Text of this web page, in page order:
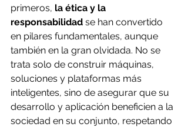
primeros, la ética y la
responsabilidad se han convertido
en pilares fundamentales, aunque
también en la gran olvidada. No se
trata solo de construir máquinas,
soluciones y plataformas más
inteligentes, sino de asegurar que su
desarrollo y aplicación beneficien a la
sociedad en su conjunto, respetando